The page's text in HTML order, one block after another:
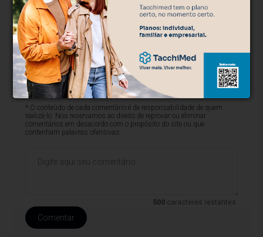
* O conteúdo de cada comentário é de responsabilidade de quem
realizá-lo. Nos reservamos ao direito de reprovar ou eliminar
comentários em desacordo com o propósito do site ou que
contenham palavras ofensivas.
500 caracteres restantes.
Comentar